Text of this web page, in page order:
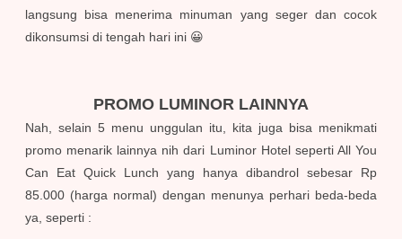
langsung bisa menerima minuman yang seger dan cocok
dikonsumsi di tengah hari ini 😀
PROMO LUMINOR LAINNYA
Nah, selain 5 menu unggulan itu, kita juga bisa menikmati
promo menarik lainnya nih dari Luminor Hotel seperti All You
Can Eat Quick Lunch yang hanya dibandrol sebesar Rp
85.000 (harga normal) dengan menunya perhari beda-beda
ya, seperti :